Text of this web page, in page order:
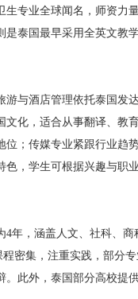
生专业全球闻名，师资力
是泰国最早采用全英文教
游与酒店管理依托泰国发
文化，适合从事翻译、教
位；传媒专业紧跟行业趋
，学生可根据兴趣与职
4年，涵盖人文、社科、
密集，注重实践，部分
此外，泰国部分高校提